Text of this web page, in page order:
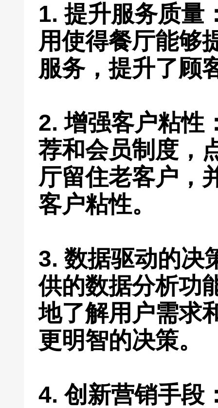
1. 提升服务质量
用使得餐厅能够
服务，提升了顾
2. 增强客户粘性
荐和会员制度，
厅留住老客户，
客户粘性。
3. 数据驱动的决
供的数据分析功
地了解用户需求
更明智的决策。
4. 创新营销手段